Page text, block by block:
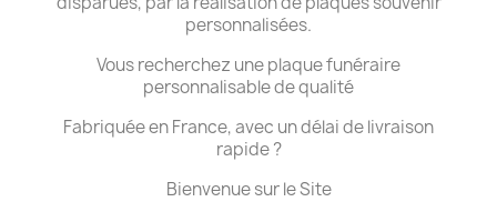
personnalisées.
Vous recherchez une plaque funéraire
personnalisable de qualité
Fabriquée en France, avec un délai de livraison
rapide ?
Bienvenue sur le Site